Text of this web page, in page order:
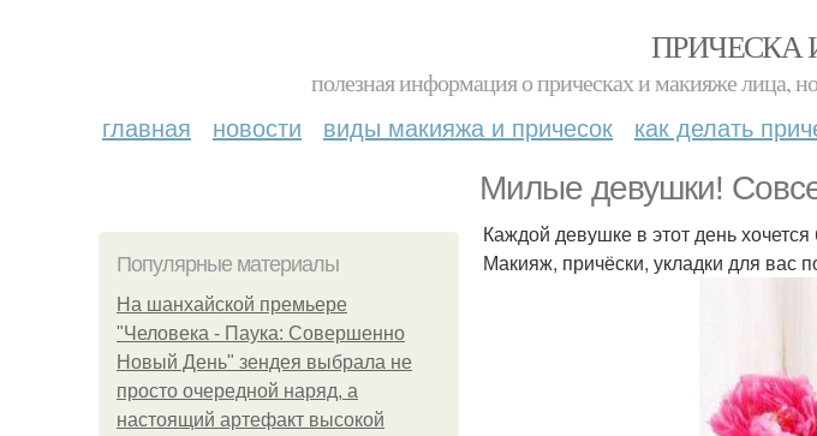
полезная информация о прическах и макияже лица,
главная новости виды макияжа и причесок как делать
Милые девушки!
Популярные материалы
На шанхайской премьере
"Человека - Паука: Совершенно
Новый День" зендея выбрала не
просто очередной наряд, а
настоящий артефакт высокой
Каждой девушке в этот день
Макияж, причёски, укладки для вас